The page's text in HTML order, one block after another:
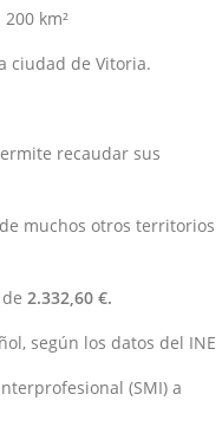
km²
ciudad de Vitoria.
recaudar sus
muchos otros territorios
2.332,60 €.
según los datos del INE
(SMI) a